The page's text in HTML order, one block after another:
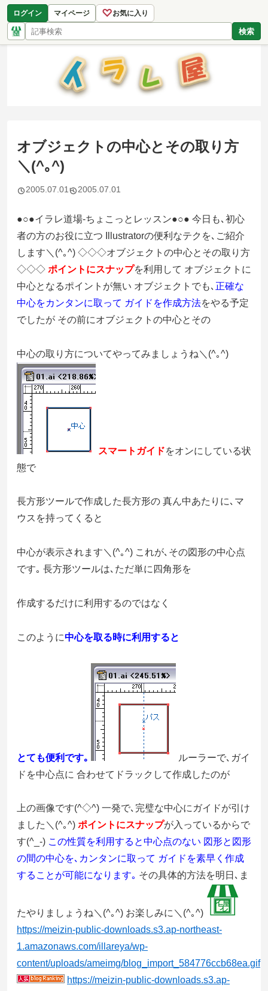
ログイン マイページ ♡お気に入り
検索
オブジェクトの中心とその取り方
＼(^｡^)
2005.07.01 2005.07.01
●○●イラレ道場-ちょこっとレッスン●○● 今日も､初心
者の方のお役に立つ Illustratorの便利なテクを､ご紹介
します＼(^｡^) ◇◇◇オブジェクトの中心とその取り方
◇◇◇ ポイントにスナップを利用して オブジェクトに
中心となるポイントが無い オブジェクトでも､ 正確な
中心をカンタンに取って ガイドを作成方法をやる予定
でしたが その前にオブジェクトの中心とその
中心の取り方についてやってみましょうね＼(^｡^)
スマートガイドをオンにしている状
態で
長方形ツールで作成した長方形の 真ん中あたりに､マ
ウスを持ってくると
中心が表示されます＼(^｡^) これが､その図形の中心点
です｡ 長方形ツールは､ただ単に四角形を
作成するだけに利用するのではなく
このように中心を取る時に利用すると
とても便利です｡
ルーラーで､ガイ
ドを中心点に 合わせてドラックして作成したのが
上の画像です(^◇^) 一発で､完璧な中心にガイドが引け
ました＼(^｡^) ポイントにスナップが入っているからで
す(^_-) この性質を利用すると中心点のない 図形と図形
の間の中心を､カンタンに取って ガイドを素早く作成
することが可能になります｡ その具体的方法を明日､ま
たやりましょうね＼(^｡^) お楽しみに＼(^｡^)
https://meizin-public-downloads.s3.ap-northeast-
1.amazonaws.com/illareya/wp-
content/uploads/ameimg/blog_import_584776ccb68ea.gif
https://meizin-public-downloads.s3.ap-